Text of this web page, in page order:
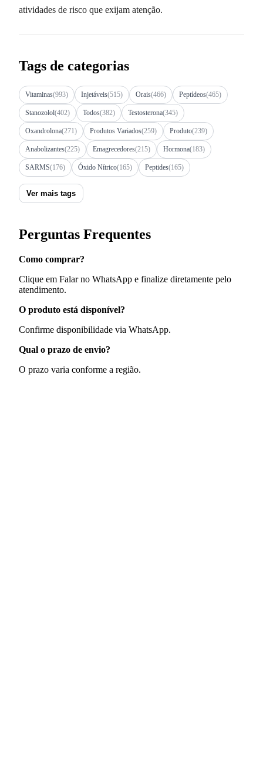
atividades de risco que exijam atenção.
Tags de categorias
Vitaminas(993) Injetáveis(515) Orais(466) Peptídeos(465)
Stanozolol(402) Todos(382) Testosterona(345)
Oxandrolona(271) Produtos Variados(259) Produto(239)
Anabolizantes(225) Emagrecedores(215) Hormona(183)
SARMS(176) Óxido Nítrico(165) Peptides(165)
Ver mais tags
Perguntas Frequentes
Como comprar?
Clique em Falar no WhatsApp e finalize diretamente pelo
atendimento.
O produto está disponível?
Confirme disponibilidade via WhatsApp.
Qual o prazo de envio?
O prazo varia conforme a região.